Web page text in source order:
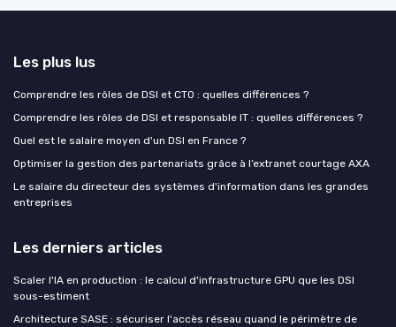
Les plus lus
Comprendre les rôles de DSI et CTO : quelles différences ?
Comprendre les rôles de DSI et responsable IT : quelles différences ?
Quel est le salaire moyen d'un DSI en France ?
Optimiser la gestion des partenariats grâce à l’extranet courtage AXA
Le salaire du directeur des systèmes d'information dans les grandes
entreprises
Les derniers articles
Scaler l'IA en production : le calcul d'infrastructure GPU que les DSI
sous-estiment
Architecture SASE : sécuriser l'accès réseau quand le périmètre de